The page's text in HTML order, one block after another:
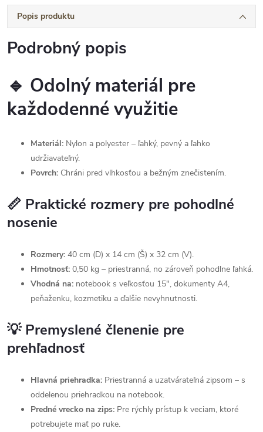
Popis produktu
Podrobný popis
🔹 Odolný materiál pre
každodenné využitie
Materiál: Nylon a polyester – ľahký, pevný a ľahko
udržiavateľný.
Povrch: Chráni pred vlhkosťou a bežným znečistením.
📏 Praktické rozmery pre pohodlné
nosenie
Rozmery: 40 cm (D) x 14 cm (Š) x 32 cm (V).
Hmotnosť: 0,50 kg – priestranná, no zároveň pohodlne ľahká.
Vhodná na: notebook s veľkosťou 15", dokumenty A4,
peňaženku, kozmetiku a ďalšie nevyhnutnosti.
💡 Premyslené členenie pre
prehľadnosť
Hlavná priehradka: Priestranná a uzatvárateľná zipsom – s
oddelenou priehradkou na notebook.
Predné vrecko na zips: Pre rýchly prístup k veciam, ktoré
potrebujete mať po ruke.